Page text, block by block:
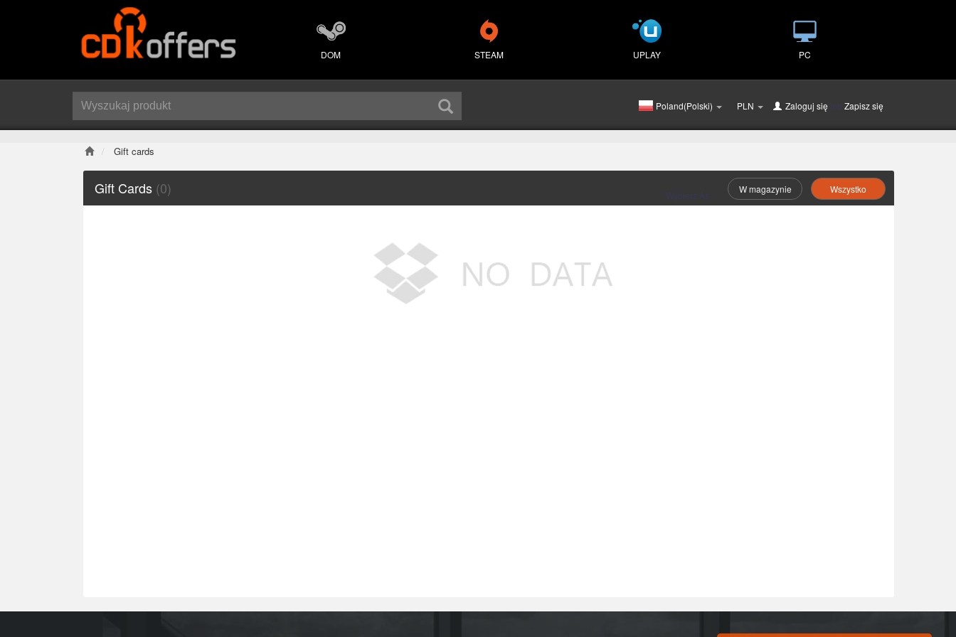
DOM STEAM UPLAY PC
Poland(Polski) PLN Zaloguj się lub Zapisz się
Gift cards
Gift Cards (0) Wybierz As :
W magazynie Wszystko